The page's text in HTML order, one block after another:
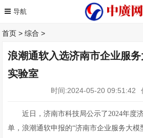
首页 >综合 >
浪潮通软入选济南市企业服
实验室
时间:2024-05-20 09:51:42
近日，济南市科技局公示了2024年度
单，浪潮通软申报的“济南市企业服务大模